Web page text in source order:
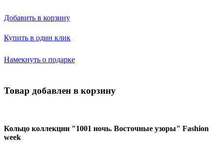
Добавить в корзину
Купить в один клик
Намекнуть о подарке
Товар добавлен в корзину
Кольцо коллекции "1001 ночь. Восточные узоры" Fashion
week